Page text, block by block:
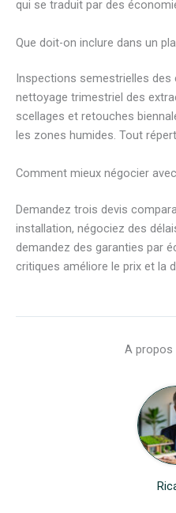
qui se traduit par des
Que doit-on inclure dans un
Inspections semestrielles
nettoyage trimestriel des
scellages et retouches
les zones humides. Tout
Comment mieux négocier
Demandez trois devis
installation, négociez des
demandez des garanties par
critiques améliore le prix et la
A propos